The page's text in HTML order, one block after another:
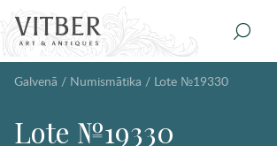
Galvenā / Numismātika / Lote №19330
Lote №19330